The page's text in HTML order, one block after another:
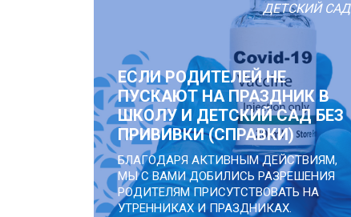
ДЕТСКИЙ САД
ЕСЛИ РОДИТЕЛЕЙ НЕ
ПУСКАЮТ НА ПРАЗДНИК В
ШКОЛУ И ДЕТСКИЙ САД БЕЗ
ПРИВИВКИ (СПРАВКИ)
БЛАГОДАРЯ АКТИВНЫМ ДЕЙСТВИЯМ,
МЫ С ВАМИ ДОБИЛИСЬ РАЗРЕШЕНИЯ
РОДИТЕЛЯМ ПРИСУТСТВОВАТЬ НА
УТРЕННИКАХ И ПРАЗДНИКАХ.